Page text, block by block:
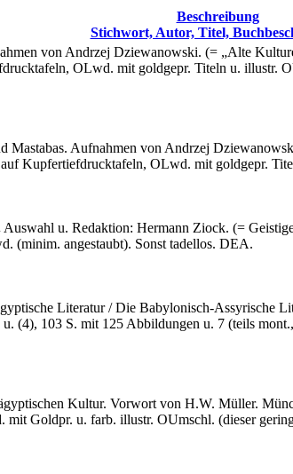
Beschreibung
Stichwort, Autor, Titel,
von Andrzej Dziewanowski. (= „Alte
OLwd. mit goldgepr. Titeln u. illustr.
Mastabas. Aufnahmen von Andrzej
Kupfertiefdrucktafeln, OLwd. mit goldgepr.
Auswahl u. Redaktion: Hermann Ziock. (=
(minim. angestaubt). Sonst tadellos. DEA.
Literatur / Die Babylonisch-Assyrische
(4), 103 S. mit 125 Abbildungen u. 7 (teils
Kultur. Vorwort von H.W. Müller.
Goldpr. u. farb. illustr. OUmschl. (dieser